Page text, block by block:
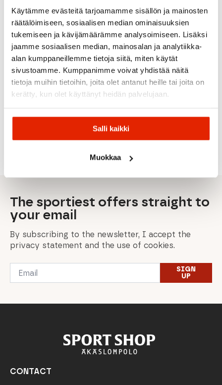
Käytämme evästeitä tarjoamamme sisällön ja mainosten
räätälöimiseen, sosiaalisen median ominaisuuksien
tukemiseen ja kävijämäärämme analysoimiseen. Lisäksi
jaamme sosiaalisen median, mainosalan ja analytiikka-
alan kumppaneillemme tietoja siitä, miten käytät
sivustoamme. Kumppanimme voivat yhdistää näitä
tietoja muihin tietoihin, joita olet antanut heille tai joita on
kerätty, kun olet käyttänyt heidän palvelujaan.
Salli kaikki
Muokkaa
Vauhti
Vauhti
Pure
12G
Optiwax
Eco
Swix
20,00€
Swix Ps
Polar
30G
Swix
price
price
Swix
Hs7
Violet
price
price
HS7
The sportiest offers straight to
your email
By subscribing to the newsletter, I accept the
privacy statement and the use of cookies.
Email
SIGN
UP
CONTACT